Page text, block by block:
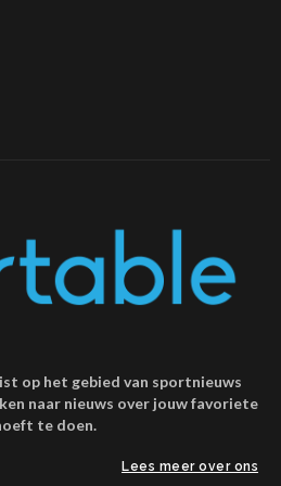
op het gebied van sportnieuws
naar nieuws over jouw favoriete
te doen.
Lees meer over ons